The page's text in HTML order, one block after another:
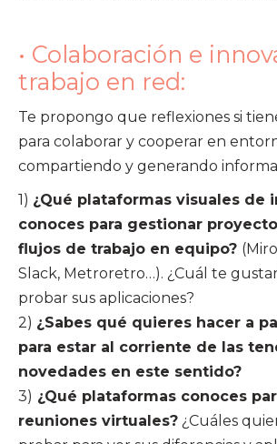
• Colaboración e
trabajo en red:
Te propongo que reflexiones si
para colaborar y cooperar en
compartiendo y generando
1) ¿Qué plataformas visuales de
conoces para gestionar
flujos de trabajo en equipo?
Slack, Metroretro…). ¿Cuál te
probar sus aplicaciones?
2) ¿Sabes qué quieres hacer a
para estar al corriente de las
novedades en este sentido?
3) ¿Qué plataformas conoces
reuniones virtuales? ¿Cuáles